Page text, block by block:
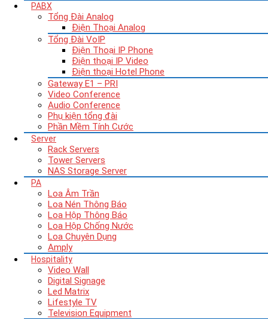
PABX
Tổng Đài Analog
Điện Thoại Analog
Tổng Đài VoIP
Điện Thoại IP Phone
Điện thoại IP Video
Điện thoại Hotel Phone
Gateway E1 – PRI
Video Conference
Audio Conference
Phụ kiện tổng đài
Phần Mềm Tính Cước
Server
Rack Servers
Tower Servers
NAS Storage Server
PA
Loa Âm Trần
Loa Nén Thông Báo
Loa Hộp Thông Báo
Loa Hộp Chống Nước
Loa Chuyên Dụng
Amply
Hospitality
Video Wall
Digital Signage
Led Matrix
Lifestyle TV
Television Equipment